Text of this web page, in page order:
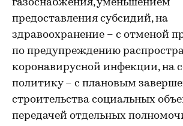
газоснабжения, уменьшением
предоставления субсидий, на
здравоохранение – с отменой
по предупреждению
коронавирусной инфекции, на
политику – с плановым
строительства социальных
передачей отдельных